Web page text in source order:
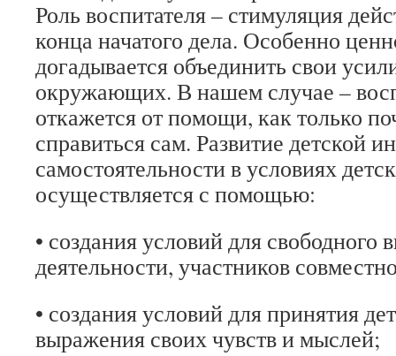
Роль воспитателя – стимуляция
конца начатого дела. Особенно
догадывается объединить свои
окружающих. В нашем случае –
откажется от помощи, как только
справиться сам. Развитие детской
самостоятельности в условиях
осуществляется с помощью:
• создания условий для свободного
деятельности, участников
• создания условий для принятия
выражения своих чувств и мыслей;